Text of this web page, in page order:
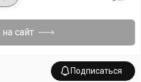
сайт
Подписаться